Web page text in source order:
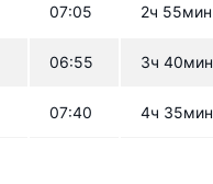
07:05 2ч 55мин
06:55 3ч 40мин
07:40 4ч 35мин